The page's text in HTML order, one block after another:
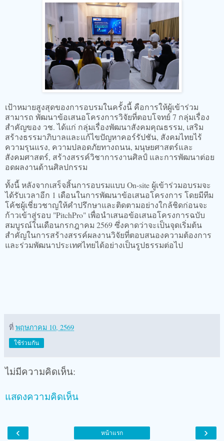
เป้าหมายสูงสุดของการอบรมในครั้งนี้ คือการให้ผู้เข้าร่วม
สามารถ พัฒนาข้อเสนอโครงการวิจัยที่ตอบโจทย์ 7 กลุ่มเรื่อง
สำคัญของ วช. ได้แก่ กลุ่มเรื่องพัฒนาสังคมคุณธรรม, เสริม
สร้างธรรมาภิบาลและแก้ไขปัญหาคอร์รัปชัน, สังคมไทยไร้
ความรุนแรง, ความปลอดภัยทางถนน, มนุษยศาสตร์และ
สังคมศาสตร์, สร้างสรรค์วิชาการงานศิลป์ และการพัฒนาต่อย
อดผลงานด้านศิลปกรรม
ทั้งนี้ หลังจากเสร็จสิ้นการอบรมแบบ On-site ผู้เข้าร่วมอบรมจะ
ได้รับเวลาอีก 1 เดือนในการพัฒนาข้อเสนอโครงการ โดยมีทีม
โค้ชผู้เชี่ยวชาญให้คำปรึกษาและติดตามอย่างใกล้ชิดก่อนจะ
ก้าวเข้าสู่รอบ "PitchPro" เพื่อนำเสนอข้อเสนอโครงการฉบับ
สมบูรณ์ในเดือนกรกฎาคม 2569 ซึ่งคาดว่าจะเป็นจุดเริ่มต้น
สำคัญในการสร้างสรรค์ผลงานวิจัยที่ตอบสนองความต้องการ
และร่วมพัฒนาประเทศไทยได้อย่างเป็นรูปธรรมต่อไป
ที่ พฤษภาคม 10, 2569
ใช้ร่วมกัน
ไม่มีความคิดเห็น:
แสดงความคิดเห็น
‹ ›
หน้าแรก